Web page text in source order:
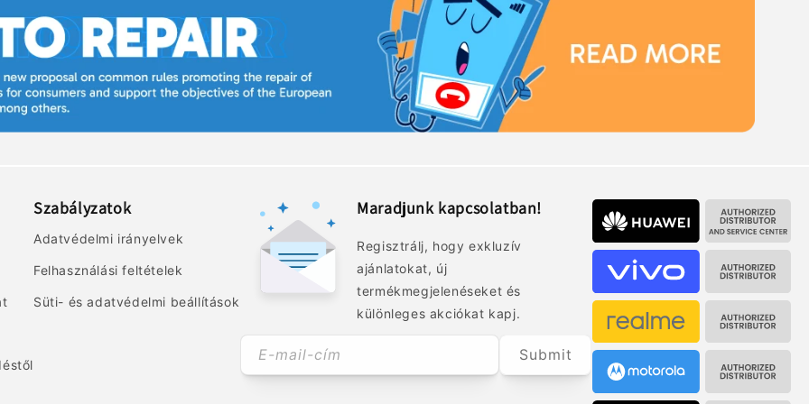
Szabályzatok
Adatvédelmi irányelvek
Felhasználási feltételek
Süti- és adatvédelmi beállítások
Maradjunk kapcsolatban!
Regisztrálj, hogy exkluzív
ajánlatokat, új
termékmegjelenéseket és
különleges akciókat kapj.
E-mail-cím Submit